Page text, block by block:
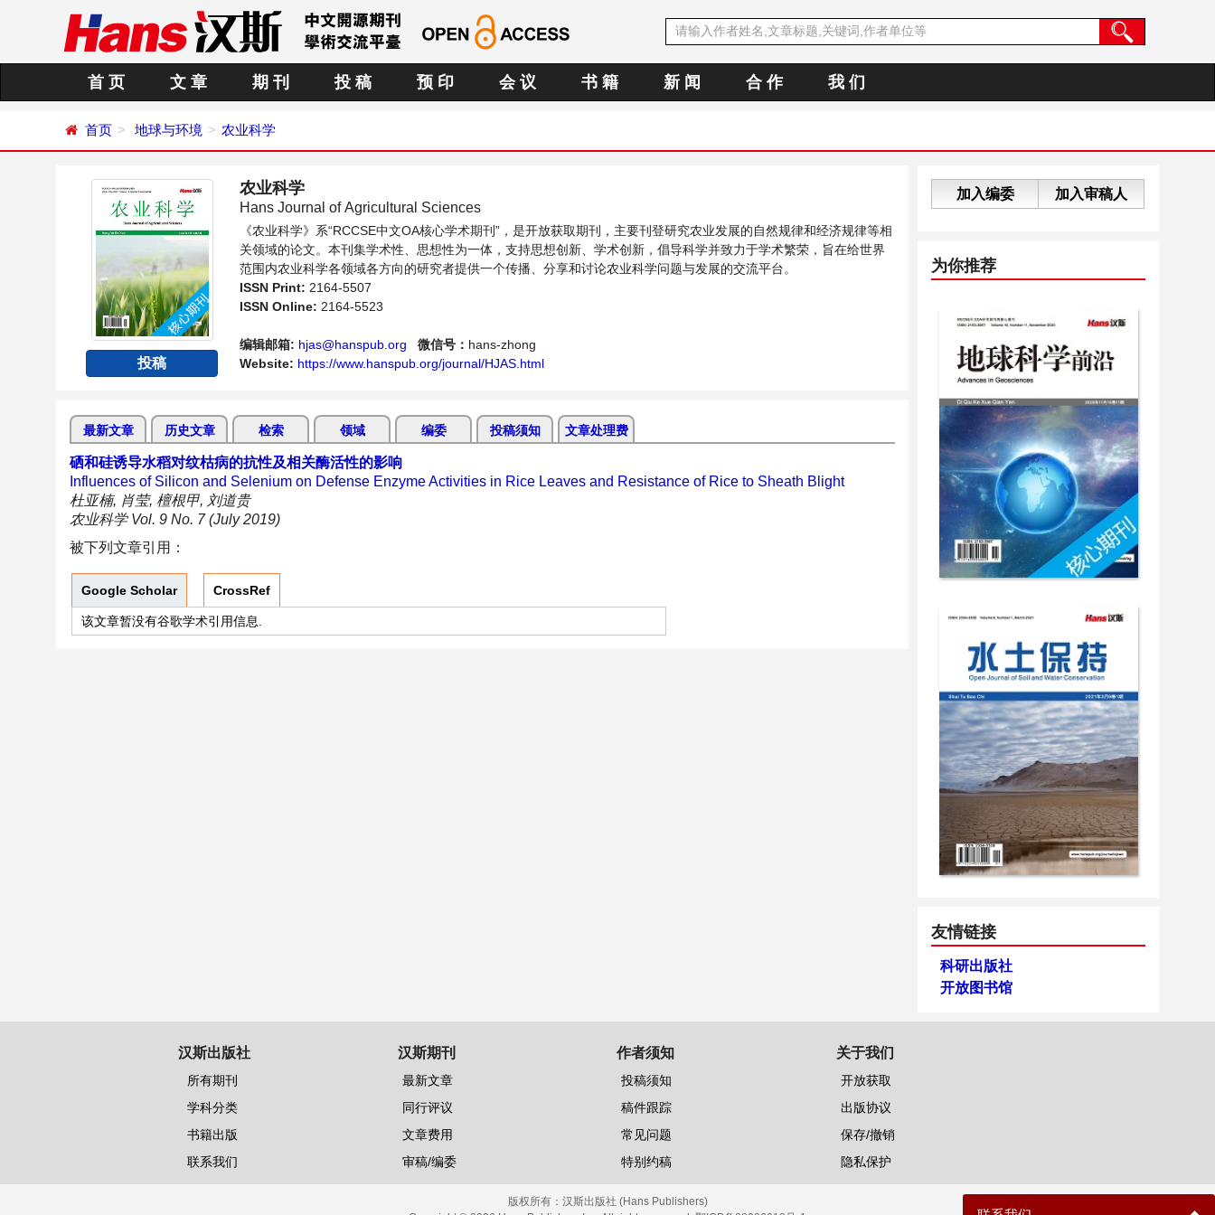
首 页 文 章 期 刊 投 稿 预 印 会 议 书 籍 新 闻 合 作 我 们
首页 地球与环境 农业科学
投稿
农业科学
Hans Journal of Agricultural Sciences
《农业科学》系“RCCSE中文OA核心学术期刊”，是开放获取期刊，主要刊登研究农业发展的自然规律和经济规律等相
关领域的论文。本刊集学术性、思想性为一体，支持思想创新、学术创新，倡导科学并致力于学术繁荣，旨在给世界
范围内农业科学各领域各方向的研究者提供一个传播、分享和讨论农业科学问题与发展的交流平台。
ISSN Print: 2164-5507
ISSN Online: 2164-5523
编辑邮箱: hjas@hanspub.org 微信号： hans-zhong
Website: https://www.hanspub.org/journal/HJAS.html
最新文章 历史文章 检索 领域 编委 投稿须知 文章处理费
硒和硅诱导水稻对纹枯病的抗性及相关酶活性的影响
Influences of Silicon and Selenium on Defense Enzyme Activities in Rice Leaves and Resistance of Rice to Sheath Blight
杜亚楠, 肖莹, 檀根甲, 刘道贵
农业科学 Vol. 9 No. 7 (July 2019)
被下列文章引用：
Google Scholar CrossRef
该文章暂没有谷歌学术引用信息.
加入编委 加入审稿人
为你推荐
友情链接
科研出版社
开放图书馆
汉斯出版社
所有期刊
学科分类
书籍出版
联系我们
汉斯期刊
最新文章
同行评议
文章费用
审稿/编委
作者须知
投稿须知
稿件跟踪
常见问题
特别约稿
关于我们
开放获取
出版协议
保存/撤销
隐私保护
版权所有： 汉斯出版社 (Hans Publishers)